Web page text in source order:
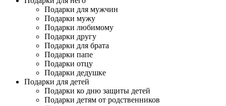
Подарки для мужчин
Подарки мужу
Подарки любимому
Подарки другу
Подарки для брата
Подарки папе
Подарки отцу
Подарки дедушке
Подарки для детей
Подарки ко дню защиты детей
Подарки детям от родственников